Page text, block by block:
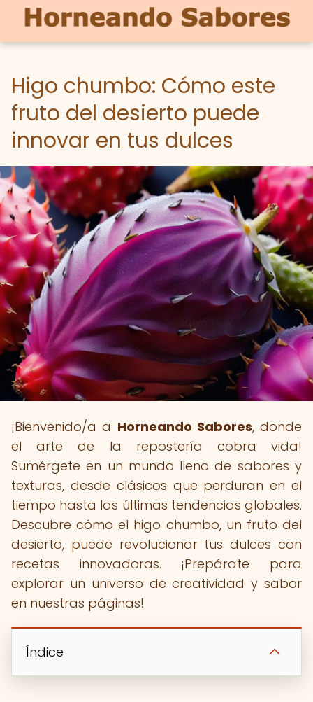
Higo chumbo: Cómo este
fruto del desierto puede
innovar en tus dulces
¡Bienvenido/a a Horneando Sabores, donde
el arte de la repostería cobra vida!
Sumérgete en un mundo lleno de sabores y
texturas, desde clásicos que perduran en el
tiempo hasta las últimas tendencias globales.
Descubre cómo el higo chumbo, un fruto del
desierto, puede revolucionar tus dulces con
recetas innovadoras. ¡Prepárate para
explorar un universo de creatividad y sabor
en nuestras páginas!
Índice